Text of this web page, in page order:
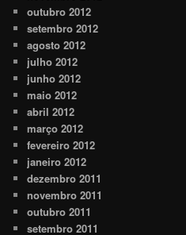
outubro 2012
setembro 2012
agosto 2012
julho 2012
junho 2012
maio 2012
abril 2012
março 2012
fevereiro 2012
janeiro 2012
dezembro 2011
novembro 2011
outubro 2011
setembro 2011